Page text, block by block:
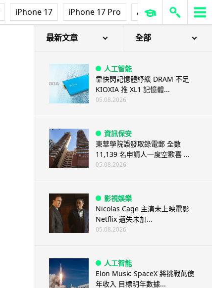
iPhone 17 iPhone 17 Pro AirPods Pro 3
最新文章 全部
人工智能
靠快閃記憶體紓緩 DRAM 不足
KIOXIA 推 XL1 記憶體...
05.08.2026
資訊保安
東華學院誤發取錄電郵 全數
11,139 名申請人一度空歡喜 ...
05.08.2026
影視娛樂
Nicolas Cage 主演未上映電影
Netflix 遺失未加...
05.08.2026
人工智能
Elon Musk: SpaceX 將挑戰萬億
年收入 目標明年數據...